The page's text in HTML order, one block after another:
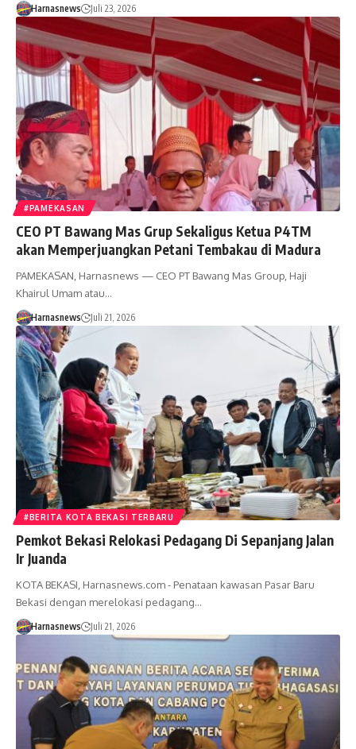
Harnasnews Juli 23, 2026
#PAMEKASAN
CEO PT Bawang Mas Grup Sekaligus Ketua P4TM
akan Memperjuangkan Petani Tembakau di Madura
PAMEKASAN, Harnasnews — CEO PT Bawang Mas Group, Haji
Khairul Umam atau…
Harnasnews Juli 21, 2026
#BERITA KOTA BEKASI TERBARU
Pemkot Bekasi Relokasi Pedagang Di Sepanjang Jalan
Ir Juanda
KOTA BEKASI, Harnasnews.com - Penataan kawasan Pasar Baru
Bekasi dengan merelokasi pedagang…
Harnasnews Juli 21, 2026